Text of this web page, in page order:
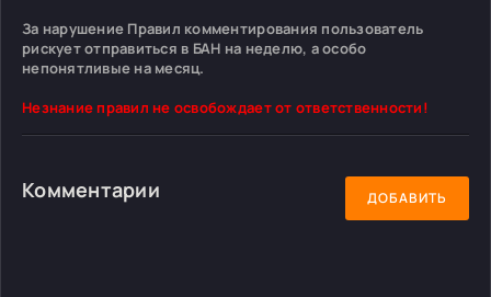
За нарушение Правил комментирования пользователь
рискует отправиться в БАН на неделю, а особо
непонятливые на месяц.
Незнание правил не освобождает от ответственности!
Комментарии ДОБАВИТЬ